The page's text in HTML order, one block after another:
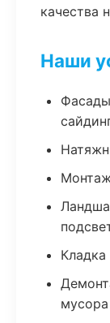
качества
Наши
мусора